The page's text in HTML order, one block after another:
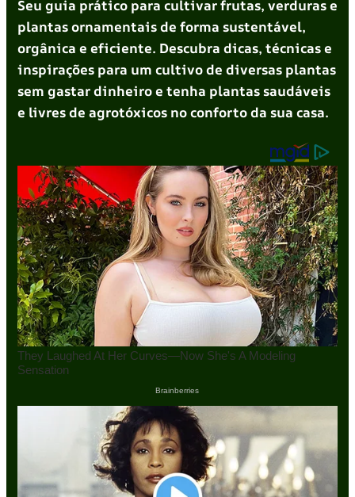
Seu guia prático para cultivar frutas, verduras e
plantas ornamentais de forma sustentável,
orgânica e eficiente. Descubra dicas, técnicas e
inspirações para um cultivo de diversas plantas
sem gastar dinheiro e tenha plantas saudáveis
e livres de agrotóxicos no conforto da sua casa.